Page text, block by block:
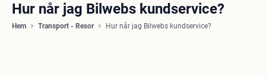
Hur når jag Bilwebs kundservice?
Hem Transport - Resor Hur når jag Bilwebs kundservice?